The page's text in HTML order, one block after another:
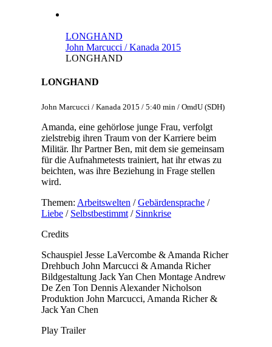
LONGHAND
John Marcucci / Kanada 2015
LONGHAND
LONGHAND
John Marcucci / Kanada 2015 / 5:40 min / OmdU (SDH)
Amanda, eine gehörlose junge Frau, verfolgt
zielstrebig ihren Traum von der Karriere beim
Militär. Ihr Partner Ben, mit dem sie gemeinsam
für die Aufnahmetests trainiert, hat ihr etwas zu
beichten, was ihre Beziehung in Frage stellen
wird.
Themen: Arbeitswelten /Gebärdensprache/
Liebe/ Selbstbestimmt/ Sinnkrise
Credits
Schauspiel Jesse LaVercombe & Amanda Richer
Drehbuch John Marcucci & Amanda Richer
Bildgestaltung Jack Yan Chen Montage Andrew
De Zen Ton Dennis Alexander Nicholson
Produktion John Marcucci, Amanda Richer &
Jack Yan Chen
Play Trailer